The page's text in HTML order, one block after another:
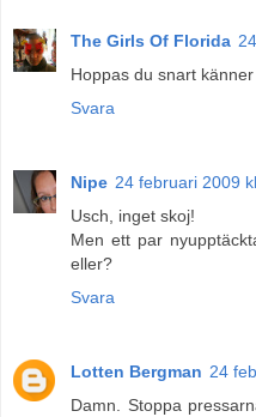
The Girls Of Florida
Hoppas du snart
Svara
Nipe 24 februari 2009
Usch, inget skoj!
Men ett par
eller?
Svara
Lotten Bergman 24
Damn. Stoppa